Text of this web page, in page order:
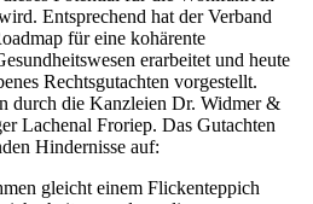
Entsprechend hat der Verband
für eine kohärente
erarbeitet und heute
Rechtsgutachten vorgestellt.
durch die Kanzleien Dr. Widmer &
Lachenal Froriep. Das Gutachten
Hindernisse auf:
gleicht einem Flickenteppich